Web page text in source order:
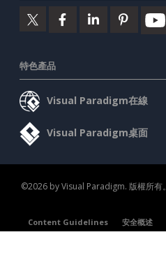
特色產品
Visual Paradigm在線
Visual Paradigm桌面
©2026 by Visual Paradigm. 版權所有。
Content Guidelines
安全概述